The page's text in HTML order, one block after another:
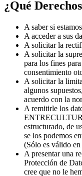
¿Qué
A saber si
A acceder a sus
A solicitar la
A solicitar la
para los fines
consentimiento
A solicitar la
algunos
acuerdo con la
A remitirle los
estructurado, de
se los podemos
(Sólo es válido en
A presentar una
Protección de
cree que no le